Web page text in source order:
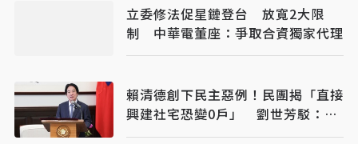
立委修法促星鏈登台 放寬2大限
制 中華電董座：爭取合資獨家代理
賴清德創下民主惡例！民團揭「直接
興建社宅恐變0戶」 劉世芳駁：以
偏概全